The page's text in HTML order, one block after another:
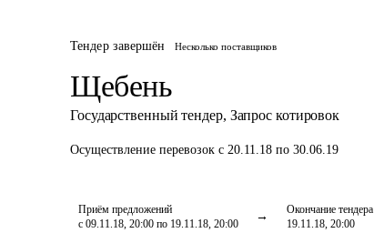
Тендер завершён Несколько поставщиков
Щебень
Государственный тендер, Запрос котировок
Осуществление перевозок с 20.11.18 по 30.06.19
Приём предложений
с 09.11.18, 20:00 по 19.11.18, 20:00
Окончание тендера
19.11.18, 20:00